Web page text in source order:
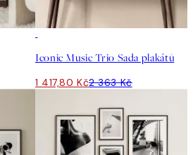
Iconic Music Trio Sada plakátů
1 417,80 Kč2 363 Kč